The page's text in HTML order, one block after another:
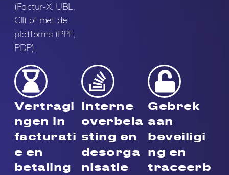
(Factur-X, UBL,
CII) of met de
platforms (PPF,
PDP).
Vertragi
ngen in
facturati
e en
betaling
Interne
overbela
sting en
desorga
nisatie
Gebrek
aan
beveiligi
ng en
traceerb